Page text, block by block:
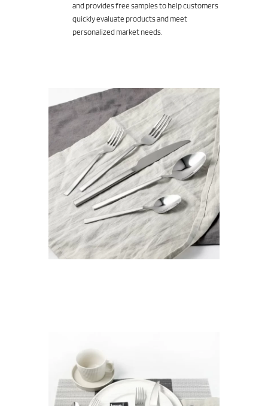
and provides free samples to help customers
quickly evaluate products and meet
personalized market needs.